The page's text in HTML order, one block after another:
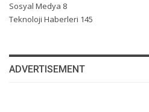
Sosyal Medya 8
Teknoloji Haberleri 145
ADVERTISEMENT